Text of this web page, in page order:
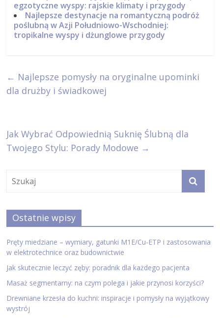
egzotyczne wyspy: rajskie klimaty i przygody
Najlepsze destynacje na romantyczną podróż
poślubną w Azji Południowo-Wschodniej:
tropikalne wyspy i dżunglowe przygody
← Najlepsze pomysły na oryginalne upominki
dla drużby i świadkowej
Jak Wybrać Odpowiednią Suknię Ślubną dla
Twojego Stylu: Porady Modowe →
Ostatnie wpisy
Pręty miedziane – wymiary, gatunki M1E/Cu-ETP i zastosowania
w elektrotechnice oraz budownictwie
Jak skutecznie leczyć zęby: poradnik dla każdego pacjenta
Masaż segmentarny: na czym polega i jakie przynosi korzyści?
Drewniane krzesła do kuchni: inspiracje i pomysły na wyjątkowy
wystrój